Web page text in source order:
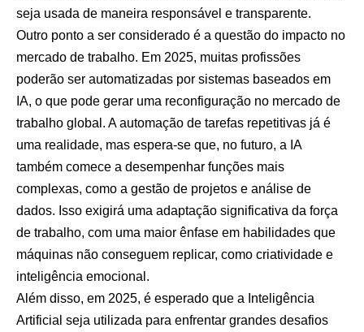
seja usada de maneira responsável e transparente.
Outro ponto a ser considerado é a questão do impacto no
mercado de trabalho. Em 2025, muitas profissões
poderão ser automatizadas por sistemas baseados em
IA, o que pode gerar uma reconfiguração no mercado de
trabalho global. A automação de tarefas repetitivas já é
uma realidade, mas espera-se que, no futuro, a IA
também comece a desempenhar funções mais
complexas, como a gestão de projetos e análise de
dados. Isso exigirá uma adaptação significativa da força
de trabalho, com uma maior ênfase em habilidades que
máquinas não conseguem replicar, como criatividade e
inteligência emocional.
Além disso, em 2025, é esperado que a Inteligência
Artificial seja utilizada para enfrentar grandes desafios